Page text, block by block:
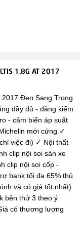
1.8G AT 2017
Đen Sang Trọng
đầy đủ - đăng kiểm
- cảm biến áp suất
mới cứng ✓
việc đi) ✓ Nội thất
clip nội soi sàn xe
clip nội soi cốp -
bank tối đa 65% thủ
và có giá tốt nhất)
bên thứ 3 theo ý
có thương lượng